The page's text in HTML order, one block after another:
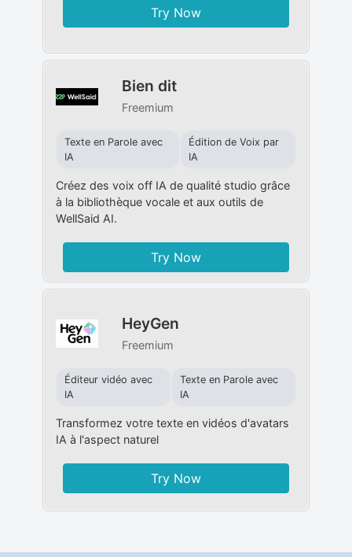
Try Now
Bien dit
Freemium
Texte en Parole avec
IA
Édition de Voix par
IA
Créez des voix off IA de qualité studio grâce
à la bibliothèque vocale et aux outils de
WellSaid AI.
Try Now
HeyGen
Freemium
Éditeur vidéo avec
IA
Texte en Parole avec
IA
Transformez votre texte en vidéos d'avatars
IA à l'aspect naturel
Try Now